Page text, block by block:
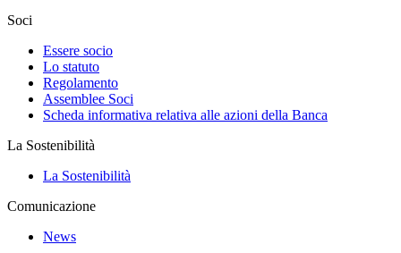
Soci
Essere socio
Lo statuto
Regolamento
Assemblee Soci
Scheda informativa relativa alle azioni della Banca
La Sostenibilità
La Sostenibilità
Comunicazione
News